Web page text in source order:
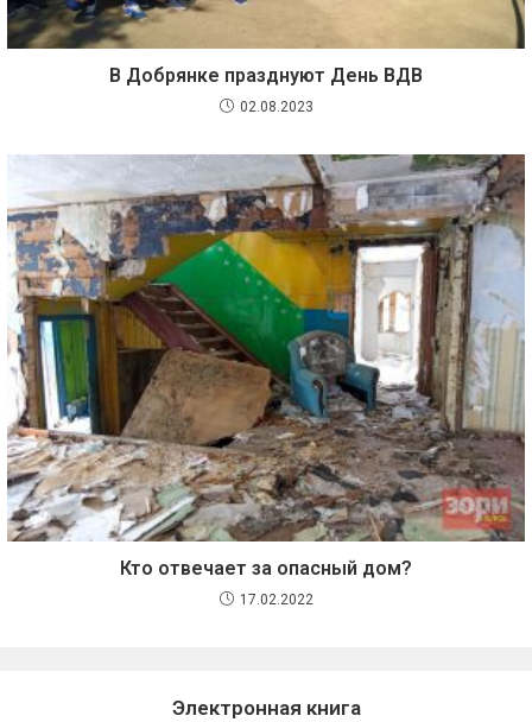
В Добрянке празднуют День ВДВ
02.08.2023
Кто отвечает за опасный дом?
17.02.2022
Электронная книга